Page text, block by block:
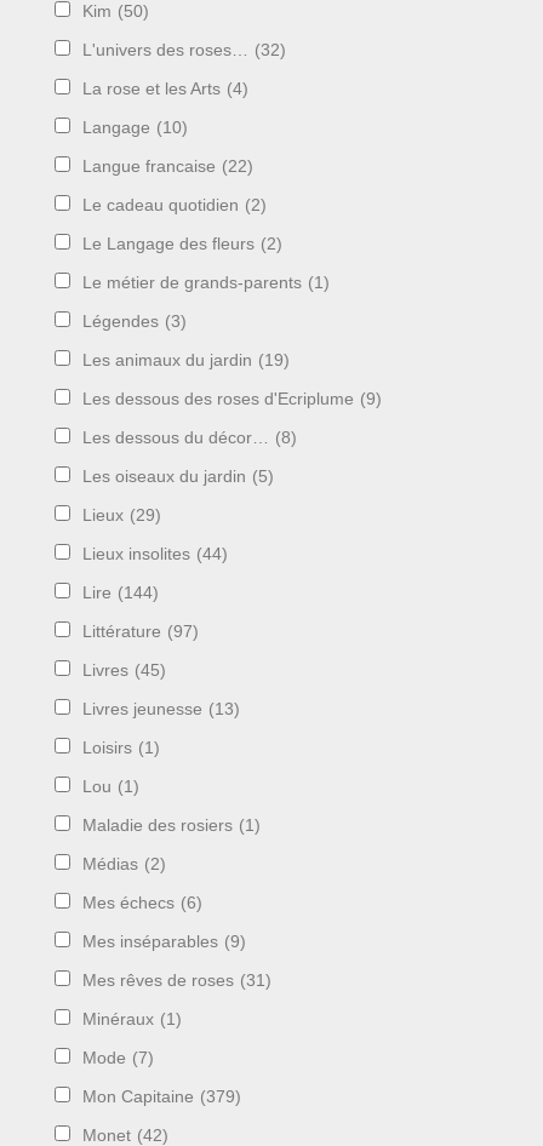
Kim (50)
L'univers des roses… (32)
La rose et les Arts (4)
Langage (10)
Langue francaise (22)
Le cadeau quotidien (2)
Le Langage des fleurs (2)
Le métier de grands-parents (1)
Légendes (3)
Les animaux du jardin (19)
Les dessous des roses d'Ecriplume (9)
Les dessous du décor… (8)
Les oiseaux du jardin (5)
Lieux (29)
Lieux insolites (44)
Lire (144)
Littérature (97)
Livres (45)
Livres jeunesse (13)
Loisirs (1)
Lou (1)
Maladie des rosiers (1)
Médias (2)
Mes échecs (6)
Mes inséparables (9)
Mes rêves de roses (31)
Minéraux (1)
Mode (7)
Mon Capitaine (379)
Monet (42)